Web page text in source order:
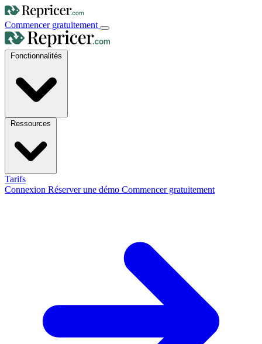
Commencer gratuitement
Tarifs
Connexion Réserver une démo Commencer gratuitement